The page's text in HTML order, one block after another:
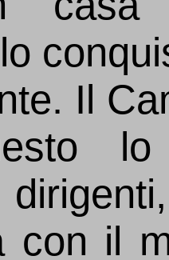
Il
con il